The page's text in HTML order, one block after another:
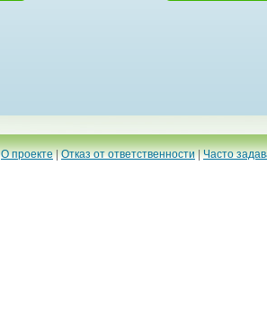
О проекте|Отказ от ответственности|Часто